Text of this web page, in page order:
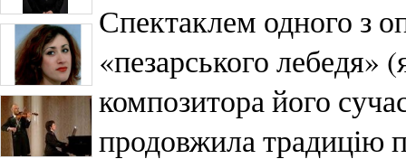
Спектаклем одного з
«пезарського
композитора його
продовжила традицію